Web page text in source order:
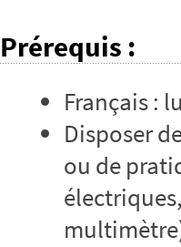
Prérequis :
Français :
Disposer
ou de